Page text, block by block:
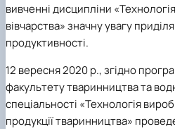
вивченні дисципліни
вівчарства» значну увагу
продуктивності.
12 вересня 2020 р., згідно
факультету тваринництва та
спеціальності «Технологія
продукції тваринництва»